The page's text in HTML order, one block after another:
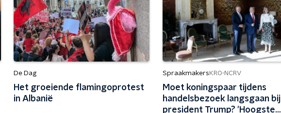
De Dag
Het groeiende flamingoprotest
in Albanië
Spraakmakers KRO-NCRV
Moet koningspaar tijdens
handelsbezoek langsgaan bij
president Trump? 'Hoogste